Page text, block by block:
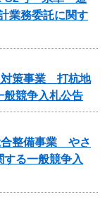
業務委託に関す
対策事業 打杭地
競争入札公告
合整備事業 やさ
る一般競争入